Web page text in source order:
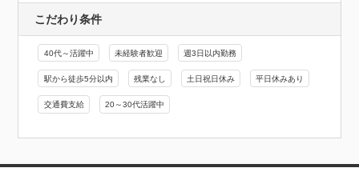
こだわり条件
40代～活躍中 未経験者歓迎 週3日以内勤務
駅から徒歩5分以内 残業なし 土日祝日休み 平日休みあり
交通費支給 20～30代活躍中